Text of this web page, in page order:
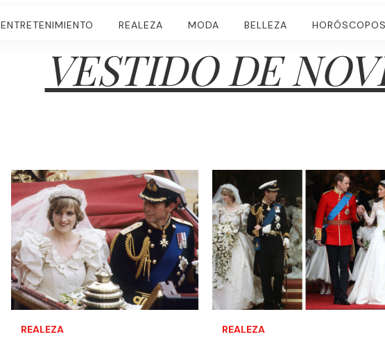
ENTRETENIMIENTO REALEZA MODA BELLEZA
VESTIDO DE
REALEZA REALEZA